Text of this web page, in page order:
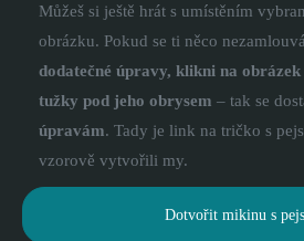
Můžeš si ještě hrát s umístěním
obrázku. Pokud se ti něco
dodatečné úpravy, klikni na
tužky pod jeho obrysem – tak se
úpravám. Tady je link na tričko s
vzorově vytvořili my.
Dotvořit mikinu s